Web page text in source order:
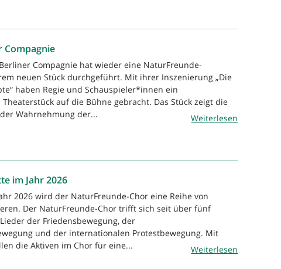
Compagnie
Compagnie hat wieder eine NaturFreunde-
neuen Stück durchgeführt. Mit ihrer Inszenierung „Die
haben Regie und Schauspieler*innen ein
auf die Bühne gebracht. Das Stück zeigt die
Wahrnehmung der...
Weiterlesen
im Jahr 2026
2026 wird der NaturFreunde-Chor eine Reihe von
Der NaturFreunde-Chor trifft sich seit über fünf
der Friedensbewegung, der
und der internationalen Protestbewegung. Mit
die Aktiven im Chor für eine...
Weiterlesen